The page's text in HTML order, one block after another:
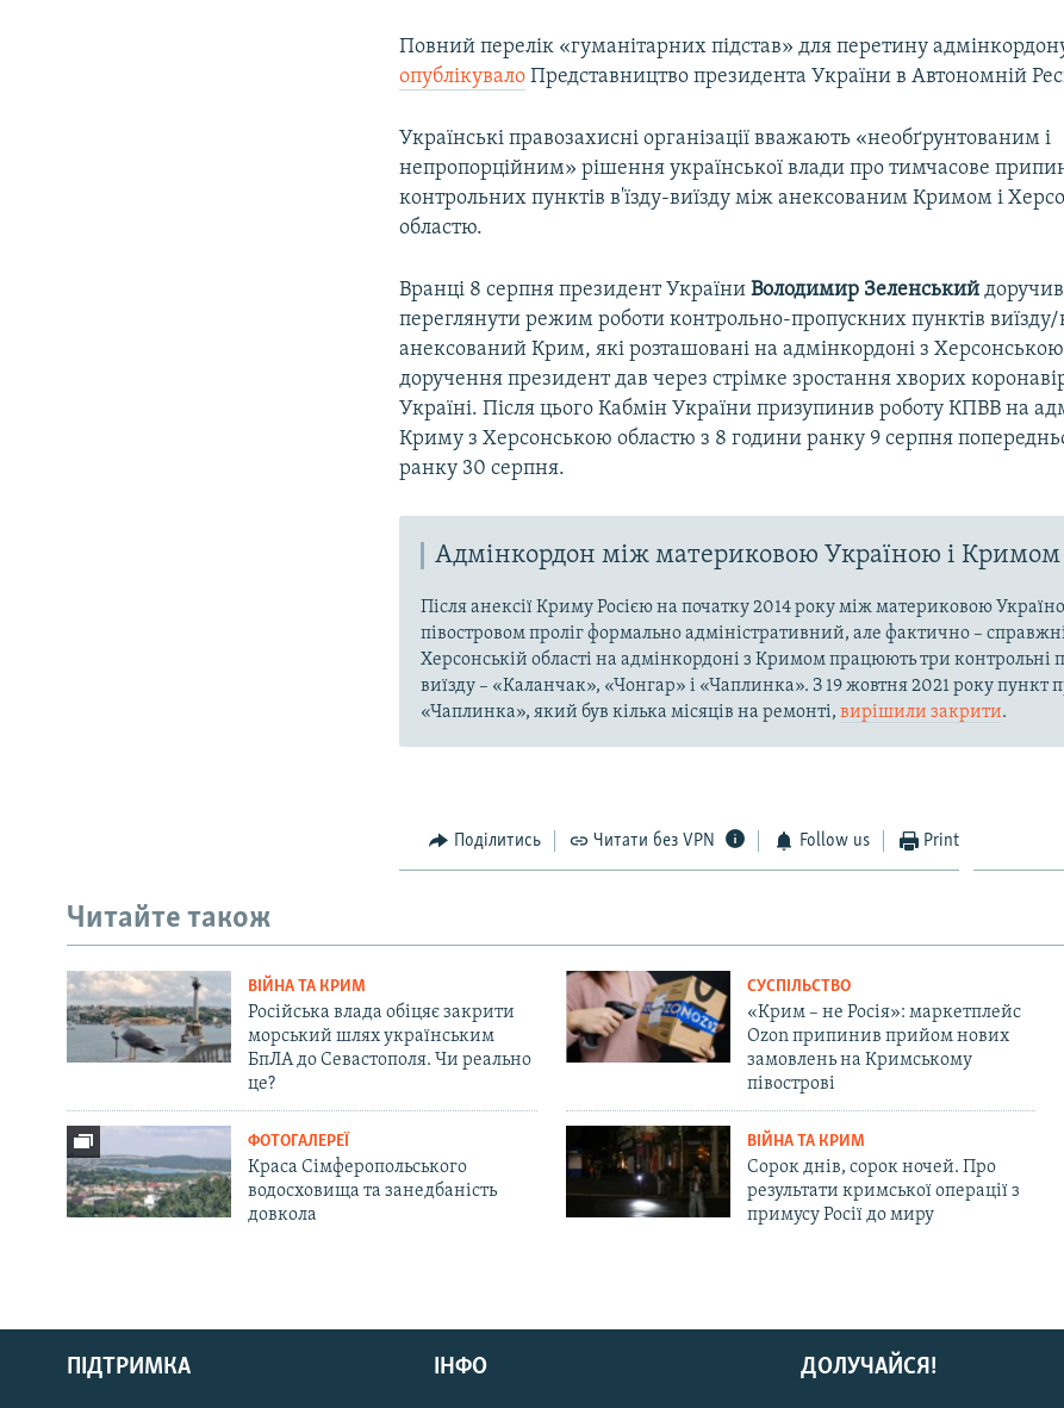
Русский
Qırımtatar
Повний перелік «гуманітарних підстав» для перетину
опублікувало Представництво президента України в Автономній
Українські правозахисні організації вважають «необґрунтованим і
непропорційним» рішення української влади про тимчасове
контрольних пунктів в'їзду-виїзду між анексованим Кримом і
областю.
Вранці 8 серпня президент УкраїниВолодимир Зеленський
переглянути режим роботи контрольно-пропускних пунктів виїзду/
анексований Крим, які розташовані на адмінкордоні з
доручення президент дав через стрімке зростання хворих
Україні. Після цього Кабмін України призупинив роботу КПВВ на
Криму з Херсонською областю з 8 години ранку 9 серпня
ранку 30 серпня.
Адмінкордон між материковою Україною і Кримом
Після анексії Криму Росією на початку 2014 року між материковою
півостровом проліг формально адміністративний, але фактично –
Херсонській області на адмінкордоні з Кримом працюють три контрольні
виїзду – «Каланчак», «Чонгар» і «Чаплинка». З 19 жовтня 2021 року пункт
«Чаплинка», який був кілька місяців на ремонті,вирішили закрити.
Поділитись Читати без VPN Follow us Print
Читайте також
ВІЙНА ТА КРИМ
Російська влада обіцяє закрити
морський шлях українським
БпЛА до Севастополя. Чи реально
це?
СУСПІЛЬСТВО
«Крим – не Росія»: маркетплейс
Ozon припинив прийом нових
замовлень на Кримському
півострові
ФОТОГАЛЕРЕЇ
Краса Сімферопольського
водосховища та занедбаність
довкола
ВІЙНА ТА КРИМ
Сорок днів, сорок ночей. Про
результати кримської операції з
примусу Росії до миру
ДОЛУЧАЙСЯ!
ПІДТРИМКА ІНФО